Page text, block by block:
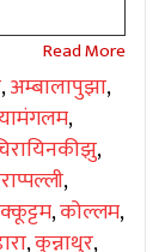
,अम्बालापुझा,
,
,
,
,कोल्लम,
,कुन्नाथुर,